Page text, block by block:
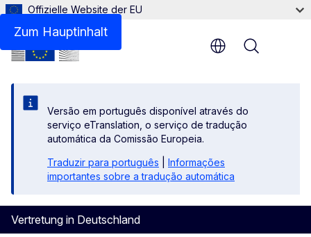
Zum Hauptinhalt
Offizielle Website der EU
Versão em português disponível através do
serviço eTranslation, o serviço de tradução
automática da Comissão Europeia.
Traduzir para português
Informações
importantes sobre a tradução automática
Vertretung in Deutschland
Menu